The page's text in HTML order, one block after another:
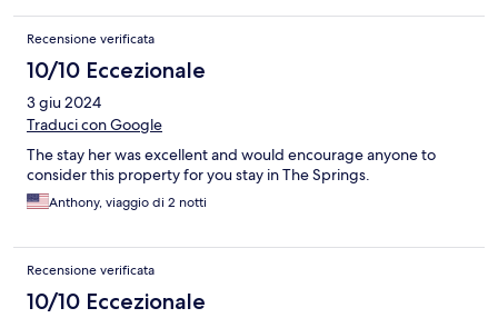
Recensione verificata
10/10 Eccezionale
3 giu 2024
Traduci con Google
The stay her was excellent and would encourage anyone to
consider this property for you stay in The Springs.
Anthony, viaggio di 2 notti
Recensione verificata
10/10 Eccezionale